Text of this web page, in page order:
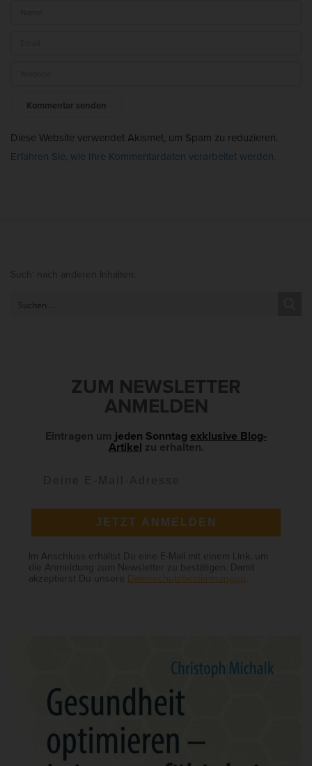
Diese Website verwendet Akismet, um Spam zu reduzieren.
Erfahren Sie, wie Ihre Kommentardaten verarbeitet werden.
Such‘ nach anderen Inhalten:
ZUM NEWSLETTER
ANMELDEN
Eintragen um jeden Sonntag exklusive Blog-
Artikel
zu erhalten.
JETZT ANMELDEN
Im Anschluss erhältst Du eine E-Mail mit einem Link, um
die Anmeldung zum Newsletter zu bestätigen. Damit
akzeptierst Du unsere Datenschutzbestimmungen.